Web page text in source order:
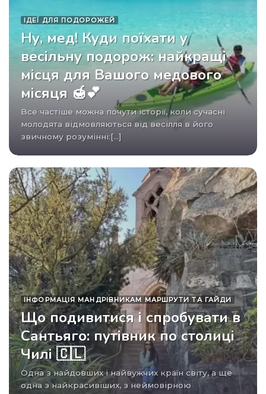
ІДЕЇ ​​ДЛЯ ПОДОРОЖЕЙ
Ну, мед! Куди поїхати у
весільну подорож: найкращі
місця для Вашого медового
місяця 🍯💕
Все частіше можна почути історії, коли сучасні
молодята відмовляються від весілля в його
звичному розумінні:[...]
ІНФОРМАЦІЯ МАНДРІВНИКАМ МАРШРУТИ ТА ГАЙДИ
Що подивитися і спробувати в
Сантьяго: путівник по столиці
Чилі 🇨🇱
Одна з найдовших і найвужчих країн світу, а ще
одна з найкрасивіших, з неймовірною